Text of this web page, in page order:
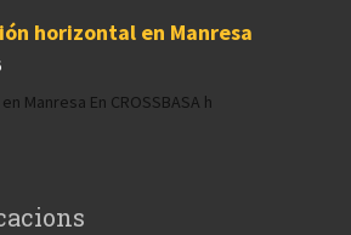
horizontal en Manresa
Manresa En CROSSBASA h